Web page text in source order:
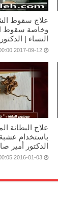
علاج سقوط
وخاصة سقوط
النساء |
2017-09-12 00:00:00
علاج البطانة
باستخدام
الدكتور أمير
2016-01-03 02:00:05